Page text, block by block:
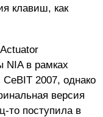
клавиш, как
в рамках
2007, однако
версия
то поступила в